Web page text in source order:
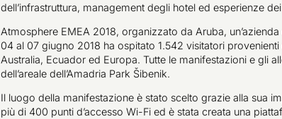
dell’infrastruttura, management degli hotel ed esperienze
Atmosphere EMEA 2018, organizzato da Aruba,
04 al 07 giugno 2018 ha ospitato 1.542 visitatori
Australia, Ecuador ed Europa. Tutte le manifestazioni e gli
dell’areale dell’Amadria Park Šibenik.
Il luogo della manifestazione è stato scelto grazie alla sua
più di 400 punti d’accesso Wi-Fi ed è stata creata una